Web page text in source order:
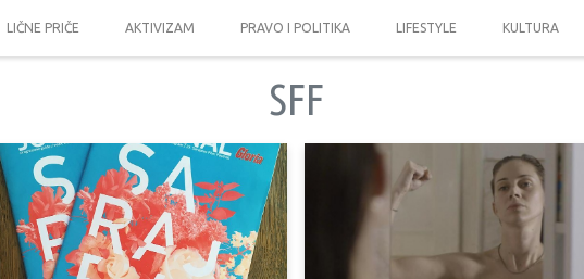
LIČNE PRIČE AKTIVIZAM PRAVO I POLITIKA LIFESTYLE KULTURA
SFF